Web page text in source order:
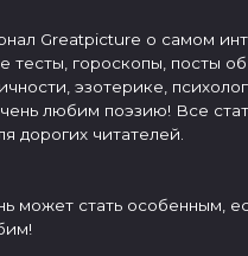
Greatpicture о самом
тесты, гороскопы, посты
эзотерике,
любим поэзию! Все
дорогих читателей.
может стать особенным,